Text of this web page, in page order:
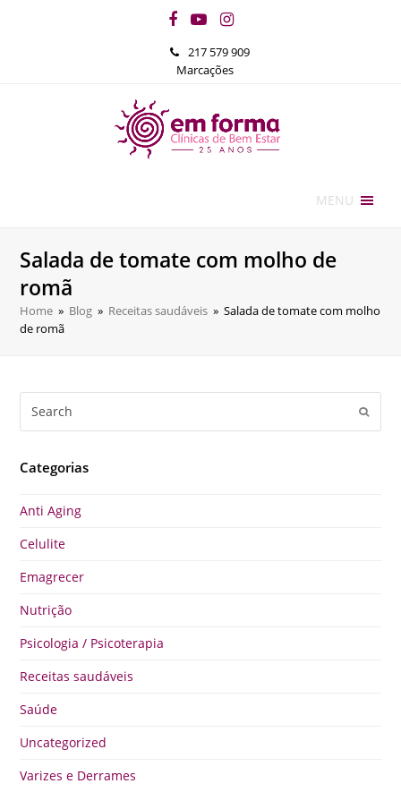
Facebook
YouTubeInstagram
217 579 909
Marcações
MENU
Salada de tomate com molho de
romã
Home » Blog » Receitas saudáveis » Salada de tomate com molho
de romã
Categorias
Anti Aging
Celulite
Emagrecer
Nutrição
Psicologia / Psicoterapia
Receitas saudáveis
Saúde
Uncategorized
Varizes e Derrames